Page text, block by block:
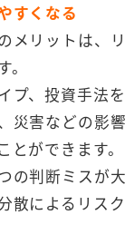
すくなる
メリットは、
プ、投資手法を
災害などの影
とができます。
の判断ミスが
散によるリス